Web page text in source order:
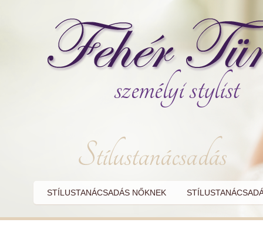
STÍLUSTANÁCSADÁS NŐKNEK